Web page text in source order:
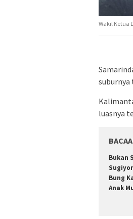
Wakil Ketua
suburnya
luasnya
Bukan
Bung
Anak